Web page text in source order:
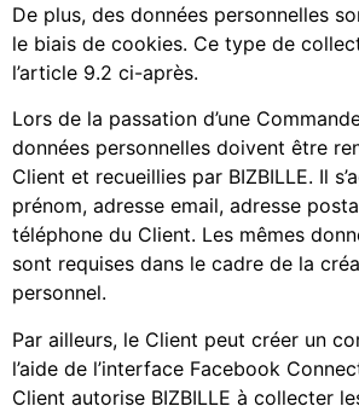
De plus, des données personnelles
le biais de cookies. Ce type de
l’article 9.2 ci-après.
Lors de la passation d’une
données personnelles doivent être
Client et recueillies par BIZBILLE. Il
prénom, adresse email, adresse
téléphone du Client. Les mêmes
sont requises dans le cadre de la
personnel.
Par ailleurs, le Client peut créer un
l’aide de l’interface Facebook
Client autorise BIZBILLE à collecter